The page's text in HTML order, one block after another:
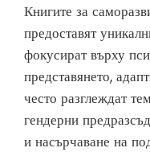
Книгите за
предоставят
фокусират върху
представянето,
често разглеждат
гендерни
и насърчаване на